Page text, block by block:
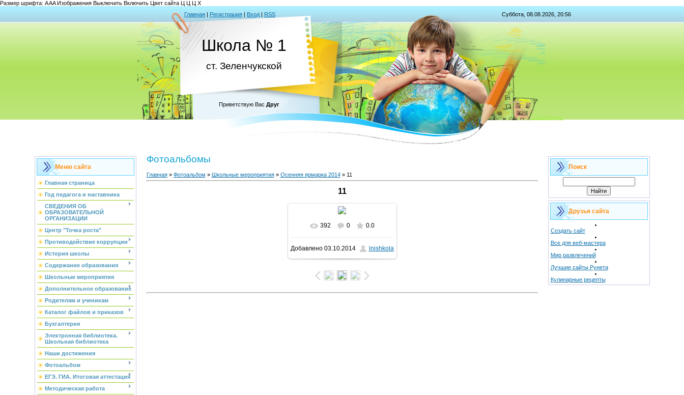
Размер шрифта: AAAИзображения Выключить Включить Цвет сайта Ц Ц Ц Х
Главная | Регистрация | Вход | RSS Суббота, 08.08.2026, 20:56
Школа № 1
ст. Зеленчукской
Приветствую Вас Друг
Меню сайта
Главная страница
Год педагога и наставника
СВЕДЕНИЯ ОБ
ОБРАЗОВАТЕЛЬНОЙ
ОРГАНИЗАЦИИ
Центр "Точка роста"
Противодействие коррупции
История школы
Содержание образования
Школьные мероприятия
Дополнительное образование
Родителям и ученикам
Каталог файлов и приказов
Бухгалтерия
Электронная библиотека.
Школьная библиотека
Наши достижения
Фотоальбом
ЕГЭ. ГИА. Итоговая аттестация
Методическая работа
Фотоальбомы
Главная» Фотоальбом » Школьные мероприятия» Осенняя ярмарка 2014» 11
11
В реальном размере
640x480/ 74.3Kb
392 0 0.0
Добавлено03.10.2014 lnishkola
Поиск
Друзья сайта
Создать сайт
Все для веб-мастера
Мир развлечений
Лучшие сайты Рунета
Кулинарные рецепты